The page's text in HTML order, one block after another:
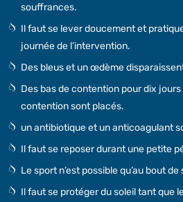
souffrances.
Il faut se lever doucement et
journée de l’intervention.
Des bleus et un œdème
Des bas de contention pour dix jours
contention sont placés.
un antibiotique et un anticoagulant
Il faut se reposer durant une petite
Le sport n’est possible qu’au bout
Il faut se protéger du soleil tant que